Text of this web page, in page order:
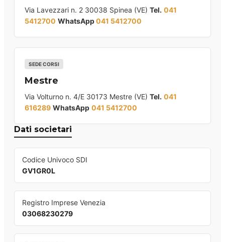
Via Lavezzari n. 2 30038 Spinea (VE) Tel. 041
5412700 WhatsApp041 5412700
SEDE CORSI
Mestre
Via Volturno n. 4/E 30173 Mestre (VE) Tel. 041
616289 WhatsApp 041 5412700
Dati societari
Codice Univoco SDI
GV1GR0L
Registro Imprese Venezia
03068230279